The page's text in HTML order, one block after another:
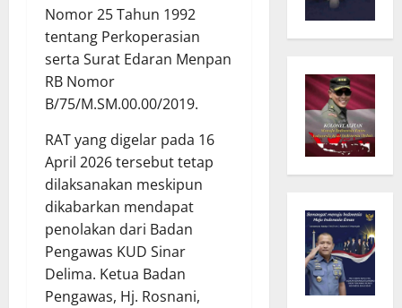
Nomor 25 Tahun 1992
tentang Perkoperasian
serta Surat Edaran Menpan
RB Nomor
B/75/M.SM.00.00/2019.
RAT yang digelar pada 16
April 2026 tersebut tetap
dilaksanakan meskipun
dikabarkan mendapat
penolakan dari Badan
Pengawas KUD Sinar
Delima. Ketua Badan
Pengawas, Hj. Rosnani,